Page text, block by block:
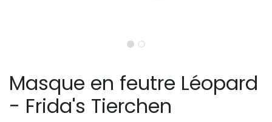
Masque en feutre Léopard
- Frida's Tierchen